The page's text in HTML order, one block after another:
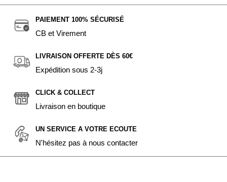
PAIEMENT 100% SÉCURISÉ
CB et Virement
LIVRAISON OFFERTE DÈS 60€
Expédition sous 2-3j
CLICK & COLLECT
Livraison en boutique
UN SERVICE A VOTRE ECOUTE
N'hésitez pas à nous contacter